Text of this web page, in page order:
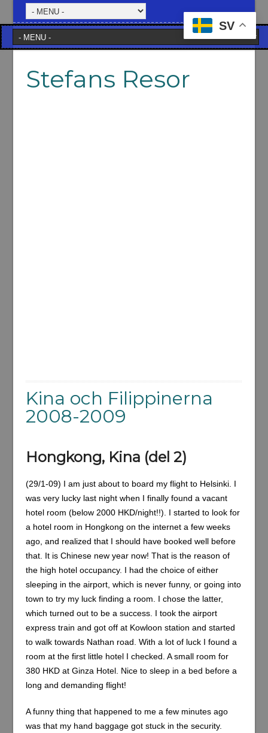
Stefans Resor
Kina och Filippinerna
2008-2009
Hongkong, Kina (del 2)
(29/1-09) I am just about to board my flight to Helsinki. I
was very lucky last night when I finally found a vacant
hotel room (below 2000 HKD/night!!). I started to look for
a hotel room in Hongkong on the internet a few weeks
ago, and realized that I should have booked well before
that. It is Chinese new year now! That is the reason of
the high hotel occupancy. I had the choice of either
sleeping in the airport, which is never funny, or going into
town to try my luck finding a room. I chose the latter,
which turned out to be a success. I took the airport
express train and got off at Kowloon station and started
to walk towards Nathan road. With a lot of luck I found a
room at the first little hotel I checked. A small room for
380 HKD at Ginza Hotel. Nice to sleep in a bed before a
long and demanding flight!
A funny thing that happened to me a few minutes ago
was that my hand baggage got stuck in the security.
SV